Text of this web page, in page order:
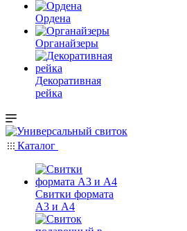
Ордена
Органайзеры
Декоративная
рейка
Каталог
Свитки формата
А3 и А4